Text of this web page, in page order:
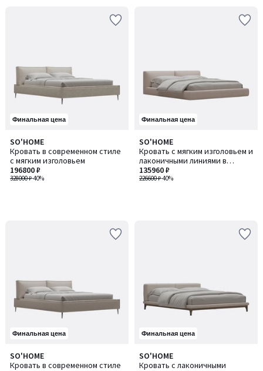
Финальная цена
SO'HOME
Кровать в современном стиле
с мягким изголовьем
328000 ₽-40%
196800 ₽
Финальная цена
SO'HOME
Кровать с мягким изголовьем и
лаконичными линиями в
итальянском стиле
226600 ₽-40%
135960 ₽
Финальная цена
SO'HOME
Кровать в современном стиле
Финальная цена
SO'HOME
Кровать с лаконичными